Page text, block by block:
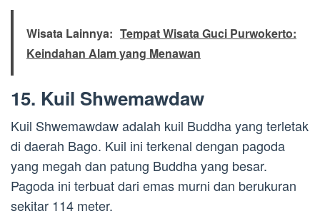
Wisata Lainnya: Tempat Wisata Guci Purwokerto:
Keindahan Alam yang Menawan
15. Kuil Shwemawdaw
Kuil Shwemawdaw adalah kuil Buddha yang terletak
di daerah Bago. Kuil ini terkenal dengan pagoda
yang megah dan patung Buddha yang besar.
Pagoda ini terbuat dari emas murni dan berukuran
sekitar 114 meter.